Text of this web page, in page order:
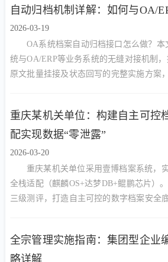
自动归档机制详解：如何与OA/
2026-03-19
OA系统档案自动归档接口怎么做？本
统与OA/ERP等业务系统的无缝对接机制，
原文批量挂接及状态回写的完整实施方案
重庆某机关单位：构建自主可控
配实现数据“零泄露”
2026-03-20
重庆某机关单位采用壹博档案系统，
全栈适配（麒麟OS+达梦DB+鲲鹏芯片）
三级测评，打造自主可控的数字档案安全底
全宗管理实施指南：集团型企业
略详解